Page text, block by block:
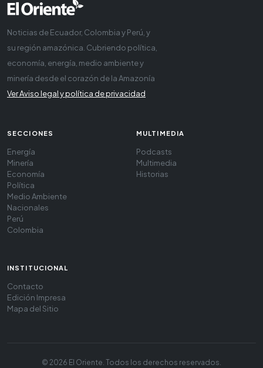
Noticias de Ecuador, Colombia y Perú, y
su región amazónica. Cubriendo política,
economía, energía, medio ambiente y
minería desde el corazón de la Amazonía
Ver Aviso legal y política de privacidad
SECCIONES
Energía
Minería
Economía
Política
Medio Ambiente
Nacionales
Perú
Colombia
MULTIMEDIA
Podcasts
Multimedia
Historias
INSTITUCIONAL
Contacto
Edición Impresa
Mapa del Sitio
© 2026 El Oriente. Todos los derechos reservados.